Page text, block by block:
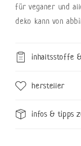
für veganer und
deko kann von
inhaltsstoffe
hersteller
infos & tipps